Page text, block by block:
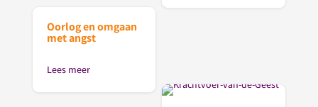
Oorlog en omgaan
met angst
Lees meer